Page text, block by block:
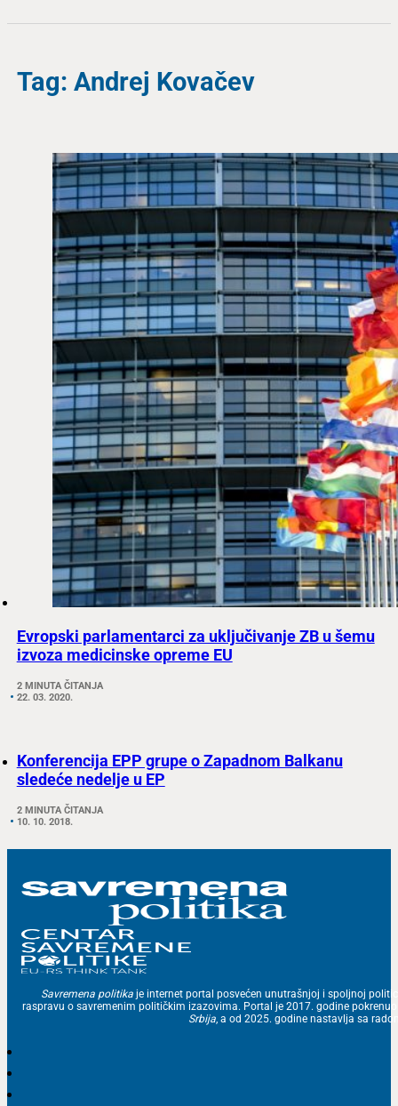
Tag: Andrej Kovačev
Evropski parlamentarci za uključivanje ZB u šemu
izvoza medicinske opreme EU
2 MINUTA ČITANJA
22. 03. 2020.
Konferencija EPP grupe o Zapadnom Balkanu
sledeće nedelje u EP
2 MINUTA ČITANJA
10. 10. 2018.
Savremena politika je internet portal posvećen unutrašnjoj i spoljnoj
raspravu o savremenim političkim izazovima. Portal je 2017. godine
Srbija, a od 2025. godine nastavlja sa